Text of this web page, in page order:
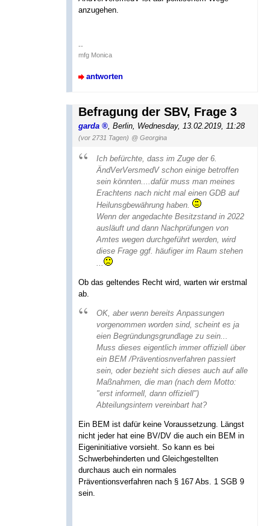
anzugehen.
--
mfg Monica
antworten
Befragung der SBV, Frage 3
garda Berlin Wednesday, 13.02.2019, 11:28
(vor 2731 Tagen) @ Georgina
Ich befürchte, dass im Zuge der 6.
ÄndVerVersmedV schon einige betroffen
sein könnten....dafür muss man meines
Erachtens nach nicht mal einen GDB auf
Heilunsgbewährung haben.
Wenn der angedachte Besitzstand in 2022
ausläuft und dann Nachprüfungen von
Amtes wegen durchgeführt werden, wird
diese Frage ggf. häufiger im Raum stehen
Ob das geltendes Recht wird, warten wir erstmal
ab.
OK, aber wenn bereits Anpassungen
vorgenommen worden sind, scheint es ja
eien Begründungsgrundlage zu sein...
Muss dieses eigentlich immer offiziell über
ein BEM /Präventiosnverfahren passiert
sein, oder bezieht sich dieses auch auf alle
Maßnahmen, die man (nach dem Motto:
"erst informell, dann offiziell")
Abteilungsintern vereinbart hat?
Ein BEM ist dafür keine Voraussetzung. Längst
nicht jeder hat eine BV/DV die auch ein BEM in
Eigeninitiative vorsieht. So kann es bei
Schwerbehinderten und Gleichgestellten
durchaus auch ein normales
Präventionsverfahren nach § 167 Abs. 1 SGB 9
sein.